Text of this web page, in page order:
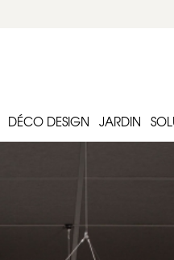
DÉCO DESIGN JARDIN